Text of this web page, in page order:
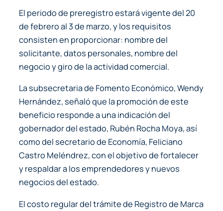
El periodo de preregistro estará vigente del 20
de febrero al 3 de marzo, y los requisitos
consisten en proporcionar: nombre del
solicitante, datos personales, nombre del
negocio y giro de la actividad comercial.
La subsecretaria de Fomento Económico, Wendy
Hernández, señaló que la promoción de este
beneficio responde a una indicación del
gobernador del estado, Rubén Rocha Moya, así
como del secretario de Economía, Feliciano
Castro Meléndrez, con el objetivo de fortalecer
y respaldar a los emprendedores y nuevos
negocios del estado.
El costo regular del trámite de Registro de Marca